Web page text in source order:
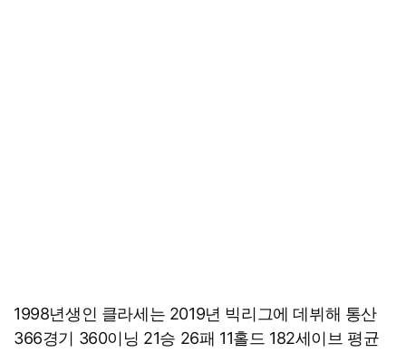
1998년생인 클라세는 2019년 빅리그에 데뷔해 통산
366경기 360이닝 21승 26패 11홀드 182세이브 평균